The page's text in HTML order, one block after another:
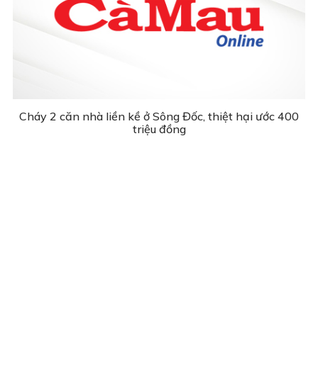
Cháy 2 căn nhà liền kề ở Sông Đốc, thiệt hại ước 400
triệu đồng